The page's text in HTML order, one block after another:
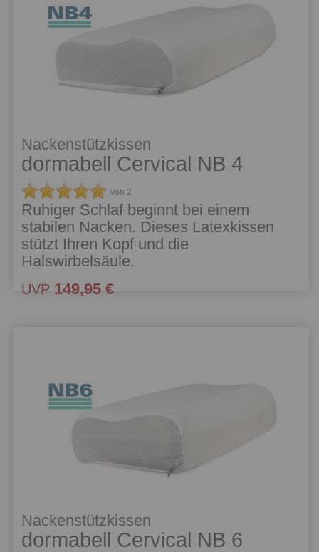
Nackenstützkissen
dormabell Cervical NB 4
von 2
Ruhiger Schlaf beginnt bei einem
stabilen Nacken. Dieses Latexkissen
stützt Ihren Kopf und die
Halswirbelsäule.
UVP 149,95 €
Nackenstützkissen
dormabell Cervical NB 6